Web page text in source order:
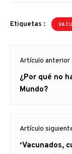
Etiquetas :
de
entradas
Artículo anterior
Artículo
anterior
¿Por qué no
Mundo?
Artículo
Artículo
‘Vacunados,